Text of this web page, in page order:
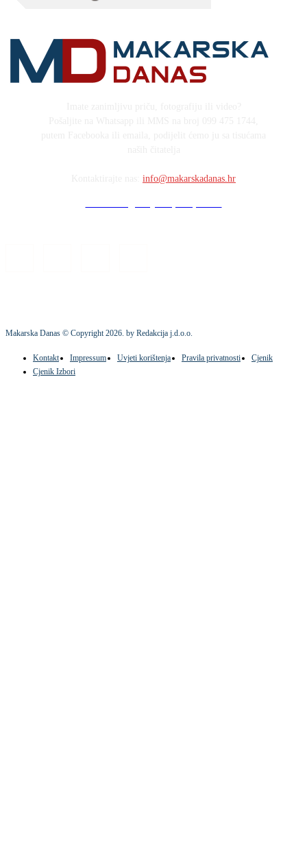
info@makarskadanas.hr
Makarska Danas © Copyright2026. by Redakcija j.d.o.o.
Kontakt Impressum Uvjeti korištenja Pravila privatnosti
Cjenik
Cjenik Izbori